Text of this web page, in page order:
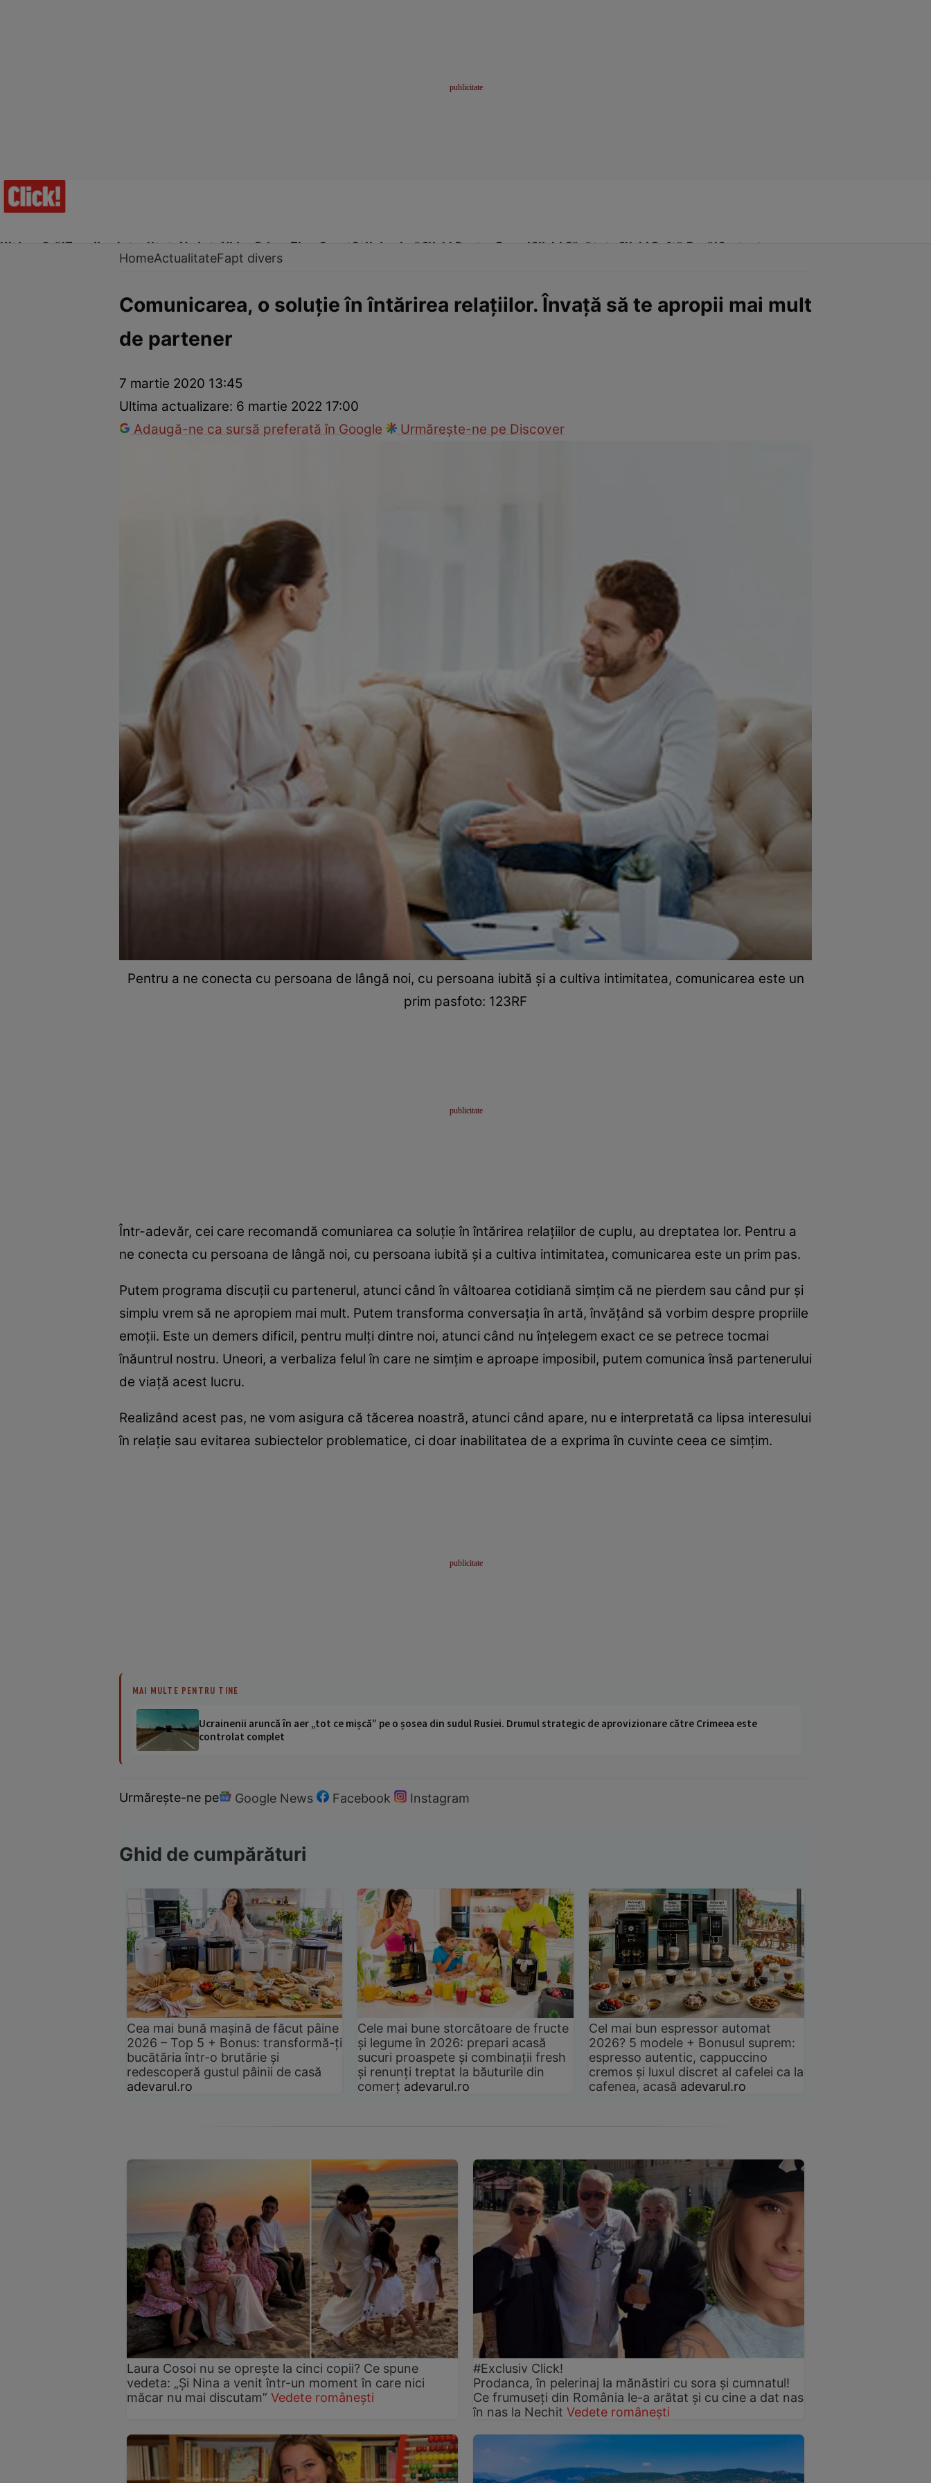
Ultima Oră!Trending Actualitate Vedete Video Prime Time SportStil de viațăClick! Pentru FemeiClick! Sănătate Click! Poftă Bună!Contact
InternaționalFapt divers
HomeActualitateFapt divers
Comunicarea, o soluţie în întărirea relaţiilor. Învaţă să te apropii mai mult
de partener
7 martie 2020 13:45
Ultima actualizare: 6 martie 2022 17:00
Adaugă-ne ca sursă preferată în Google
Urmărește-ne pe Discover
Pentru a ne conecta cu persoana de lângă noi, cu persoana iubită şi a cultiva intimitatea, comunicarea este un
prim pasfoto: 123RF
Într-adevăr, cei care recomandă comuniarea ca soluţie în întărirea relaţiilor de cuplu, au dreptatea lor. Pentru a
ne conecta cu persoana de lângă noi, cu persoana iubită şi a cultiva intimitatea, comunicarea este un prim pas.
Putem programa discuţii cu partenerul, atunci când în vâltoarea cotidiană simţim că ne pierdem sau când pur şi
simplu vrem să ne apropiem mai mult. Putem transforma conversaţia în artă, învăţând să vorbim despre propriile
emoţii. Este un demers dificil, pentru mulţi dintre noi, atunci când nu înţelegem exact ce se petrece tocmai
înăuntrul nostru. Uneori, a verbaliza felul în care ne simţim e aproape imposibil, putem comunica însă partenerului
de viaţă acest lucru.
Realizând acest pas, ne vom asigura că tăcerea noastră, atunci când apare, nu e interpretată ca lipsa interesului
în relaţie sau evitarea subiectelor problematice, ci doar inabilitatea de a exprima în cuvinte ceea ce simţim.
MAI MULTE PENTRU TINE
Ucrainenii aruncă în aer „tot ce mișcă” pe o șosea din sudul Rusiei. Drumul strategic de aprovizionare către Crimeea este
controlat complet
Urmărește-ne pe Google News Facebook Instagram
Ghid de cumpărături
Cea mai bună mașină de făcut pâine
2026 – Top 5 + Bonus: transformă-ți
bucătăria într-o brutărie și
redescoperă gustul pâinii de casă
adevarul.ro
Cele mai bune storcătoare de fructe
și legume în 2026: prepari acasă
sucuri proaspete și combinații fresh
și renunți treptat la băuturile din
comerț adevarul.ro
Cel mai bun espressor automat
2026? 5 modele + Bonusul suprem:
espresso autentic, cappuccino
cremos și luxul discret al cafelei ca la
cafenea, acasă adevarul.ro
Laura Cosoi nu se oprește la cinci copii? Ce spune
vedeta: „Și Nina a venit într-un moment în care nici
măcar nu mai discutam” Vedete românești
#Exclusiv Click!
Prodanca, în pelerinaj la mănăstiri cu sora și cumnatul!
Ce frumuseți din România le-a arătat și cu cine a dat nas
în nas la Nechit Vedete românești